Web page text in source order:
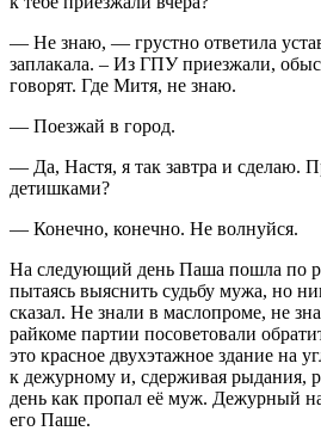
— Не знаю, — грустно ответила
заплакала. – Из ГПУ приезжали,
говорят. Где Митя, не знаю.
— Поезжай в город.
— Да, Настя, я так завтра и сделаю.
детишками?
— Конечно, конечно. Не волнуйся.
На следующий день Паша пошла по
пытаясь выяснить судьбу мужа, но
сказал. Не знали в маслопроме, не
райкоме партии посоветовали
это красное двухэтажное здание на
к дежурному и, сдерживая рыдания,
день как пропал её муж. Дежурный
его Паше.